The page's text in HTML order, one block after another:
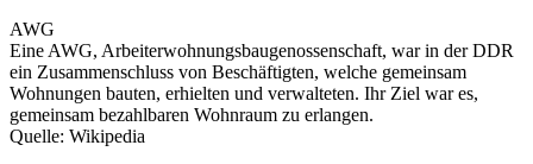
AWG
Eine AWG, Arbeiterwohnungsbaugenossenschaft, war in der DDR
ein Zusammenschluss von Beschäftigten, welche gemeinsam
Wohnungen bauten, erhielten und verwalteten. Ihr Ziel war es,
gemeinsam bezahlbaren Wohnraum zu erlangen.
Quelle: Wikipedia